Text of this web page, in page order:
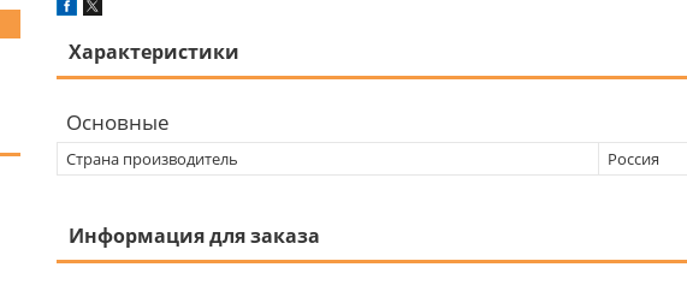
Характеристики
Основные
Страна производитель Россия
Информация для заказа